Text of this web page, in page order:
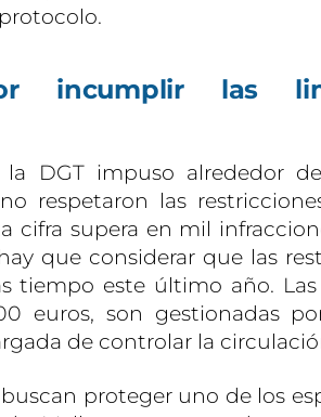
incumplir las
la DGT impuso alrededor
respetaron las
cifra supera en mil
que considerar que las
tiempo este último año.
euros, son gestionadas
de controlar la
proteger uno de los